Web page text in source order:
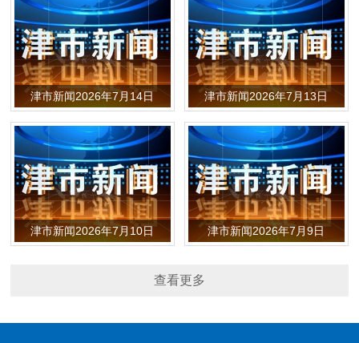
津市新闻2026年7月14日 津市新闻2026年7月13日
津市新闻2026年7月10日 津市新闻2026年7月9日
查看更多